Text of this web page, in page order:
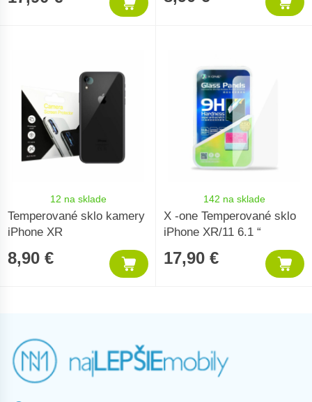
12 na sklade
Temperované sklo kamery
iPhone XR
8,90 €
142 na sklade
X -one Temperované sklo
iPhone XR/11 6.1 “
17,90 €